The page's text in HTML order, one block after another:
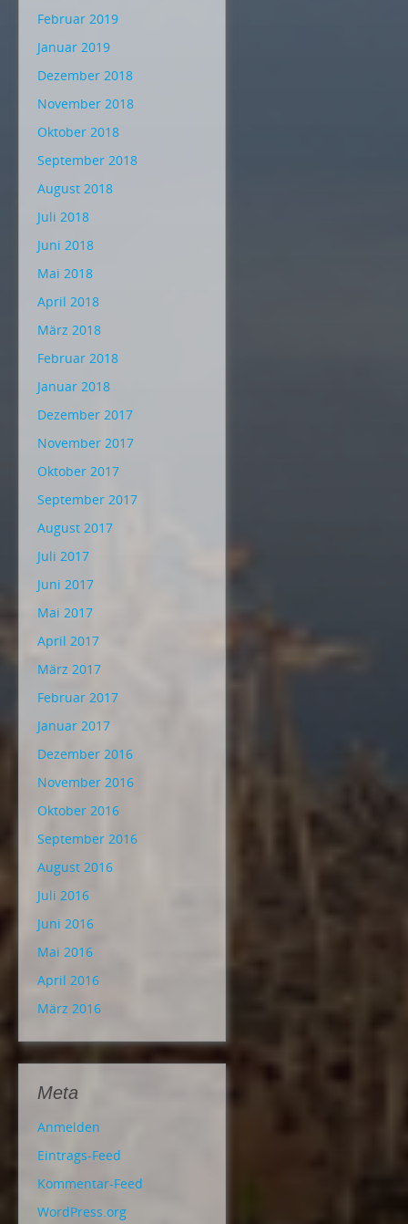
Februar 2019
Januar 2019
Dezember 2018
November 2018
Oktober 2018
September 2018
August 2018
Juli 2018
Juni 2018
Mai 2018
April 2018
März 2018
Februar 2018
Januar 2018
Dezember 2017
November 2017
Oktober 2017
September 2017
August 2017
Juli 2017
Juni 2017
Mai 2017
April 2017
März 2017
Februar 2017
Januar 2017
Dezember 2016
November 2016
Oktober 2016
September 2016
August 2016
Juli 2016
Juni 2016
Mai 2016
April 2016
März 2016
Meta
Anmelden
Eintrags-Feed
Kommentar-Feed
WordPress.org